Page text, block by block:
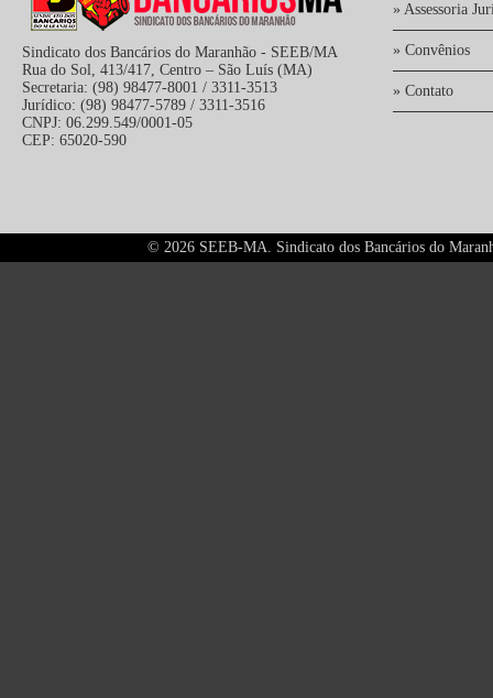
Sindicato dos Bancários do Maranhão - SEEB/MA
Rua do Sol, 413/417, Centro – São Luís (MA)
Secretaria: (98) 98477-8001 / 3311-3513
Jurídico: (98) 98477-5789 / 3311-3516
CNPJ: 06.299.549/0001-05
CEP: 65020-590
» Assessoria
» Convênios
» Contato
© 2026 SEEB-MA. Sindicato dos Bancários do